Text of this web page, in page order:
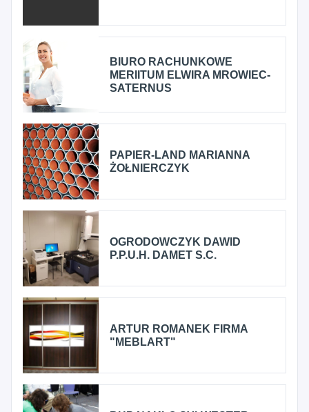
BIURO RACHUNKOWE
MERIITUM ELWIRA MROWIEC-
SATERNUS
PAPIER-LAND MARIANNA
ŻOŁNIERCZYK
OGRODOWCZYK DAWID
P.P.U.H. DAMET S.C.
ARTUR ROMANEK FIRMA
"MEBLART"